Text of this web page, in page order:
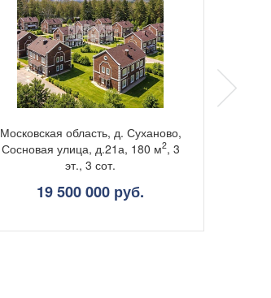
Московская область, д. Суханово,
Сосновая улица, д.21а, 180 м2, 3
эт., 3 сот.
19 500 000 руб.